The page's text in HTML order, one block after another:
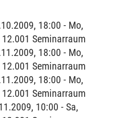
18:00 - Mo,
Seminarraum
18:00 - Mo,
Seminarraum
18:00 - Mo,
Seminarraum
10:00 - Sa,